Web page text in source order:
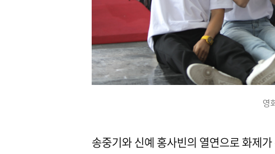
영
송중기와 신예 홍사빈의 열연으로 화제